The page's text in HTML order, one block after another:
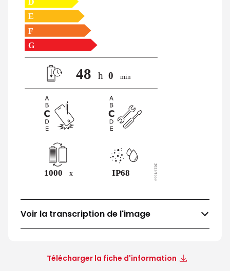
Voir la transcription de l'image
Télécharger la fiche d'information